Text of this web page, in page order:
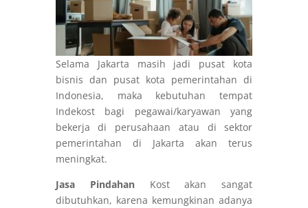
Selama Jakarta masih jadi pusat kota
bisnis dan pusat kota pemerintahan di
Indonesia, maka kebutuhan tempat
Indekost bagi pegawai/karyawan yang
bekerja di perusahaan atau di sektor
pemerintahan di Jakarta akan terus
meningkat.
Jasa PindahanKost akan sangat
dibutuhkan, karena kemungkinan adanya